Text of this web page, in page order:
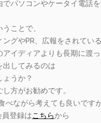
でパソコンやケータイ電話
ことで、
ングやPR、広報をされてい
アイディアよりも長期に渡
出してみるのは
ょうか？
方がお勧めです。
べながら考えても良いです
員登録はこちらから